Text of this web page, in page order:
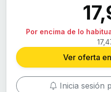
Por encima de lo
Ver oferta
Inicia sesión